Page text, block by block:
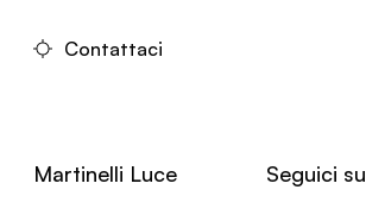
Contattaci
Martinelli Luce Seguici su